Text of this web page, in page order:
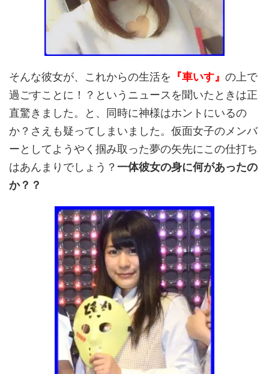
そんな彼女が、これからの生活を 『車いす』 の上で
過ごすことに！？というニュースを聞いたときは正
直驚きました。と、同時に神様はホントにいるの
か？さえも疑ってしまいました。仮面女子のメンバ
ーとしてようやく掴み取った夢の矢先にこの仕打ち
はあんまりでしょう？ 一体彼女の身に何があったの
か？？